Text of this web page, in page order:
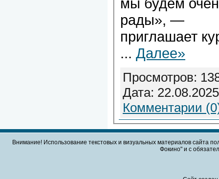
рады», —
приглашает
... Далее»
Просмотров:
Дата: 22.08.2025
Комментарии
Внимание! Использование текстовых и визуальных материалов сайта
Фокино" и с